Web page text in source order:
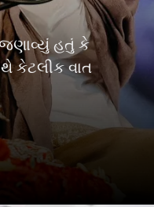
હતું કે
કેટલીક વાત